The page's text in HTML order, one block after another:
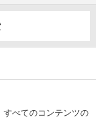
すべてのコンテンツの